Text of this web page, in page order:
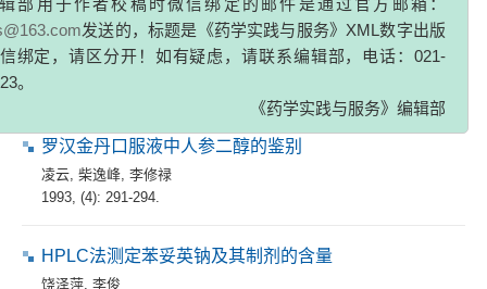
发送的，标题是《药学实践与服务》XML数字出版
绑定，请区分开！如有疑虑，请联系编辑部，电话：021-
。
时间分辨荧光免疫分析法在血液地高辛浓度分析中的应
用
吴笑春 ,高月
罗汉金丹口服液中人参二醇的鉴别
凌云 柴逸峰 李修禄
1993, (4): 291-294.
HPLC法测定苯妥英钠及其制剂的含量
饶泽萍 李俊